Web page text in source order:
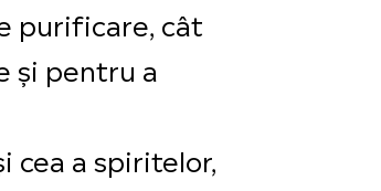
purificare, cât
și pentru a
cea a spiritelor,